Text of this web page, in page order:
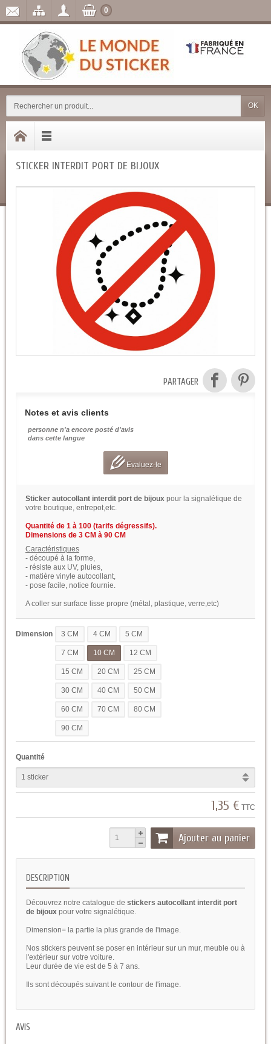
OK
0
STICKER INTERDIT PORT DE BIJOUX
PARTAGER
Notes et avis clients
personne n'a encore posté d'avis
dans cette langue
Evaluez-le
Sticker autocollant interdit port de bijoux pour la signalétique de
votre boutique, entrepot,etc.
Quantité de 1 à 100 (tarifs dégressifs).
Dimensions de 3 CM à 90 CM
Caractéristiques
- découpé à la forme,
- résiste aux UV, pluies,
- matière vinyle autocollant,
- pose facile, notice fournie.
A coller sur surface lisse propre (métal, plastique, verre,etc)
Dimension 3 CM 4 CM 5 CM
7 CM 10 CM 12 CM
15 CM 20 CM 25 CM
30 CM 40 CM 50 CM
60 CM 70 CM 80 CM
90 CM
Quantité
1,35 € TTC
Ajouter au panier
DESCRIPTION
Découvrez notre catalogue de stickers autocollant interdit port
de bijoux pour votre signalétique.
Dimension= la partie la plus grande de l'image.
Nos stickers peuvent se poser en intérieur sur un mur, meuble ou à
l'extérieur sur votre voiture.
Leur durée de vie est de 5 à 7 ans.
Ils sont découpés suivant le contour de l'image.
AVIS